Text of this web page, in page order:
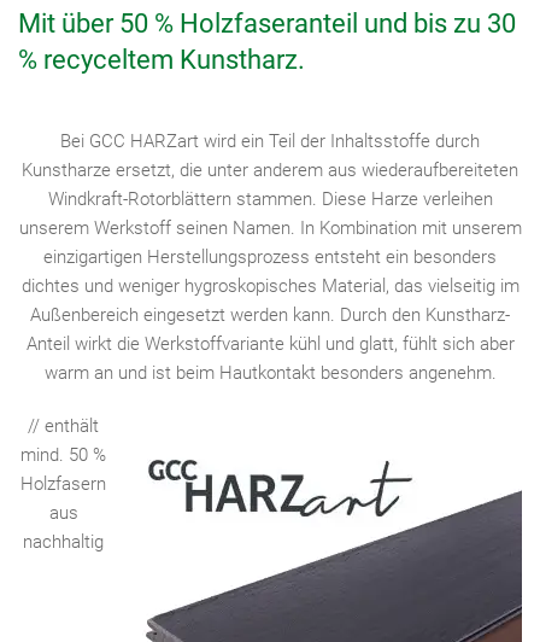
Mit über 50 % Holzfaseranteil und bis zu 30
% recyceltem Kunstharz.
Bei GCC HARZart wird ein Teil der Inhaltsstoffe durch
Kunstharze ersetzt, die unter anderem aus wiederaufbereiteten
Windkraft-Rotorblättern stammen. Diese Harze verleihen
unserem Werkstoff seinen Namen. In Kombination mit unserem
einzigartigen Herstellungsprozess entsteht ein besonders
dichtes und weniger hygroskopisches Material, das vielseitig im
Außenbereich eingesetzt werden kann. Durch den Kunstharz-
Anteil wirkt die Werkstoffvariante kühl und glatt, fühlt sich aber
warm an und ist beim Hautkontakt besonders angenehm.
// enthält
mind. 50 %
Holzfasern
aus
nachhaltig